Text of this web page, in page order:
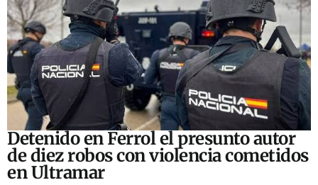
Detenido en Ferrol el presunto autor
de diez robos con violencia cometidos
en Ultramar